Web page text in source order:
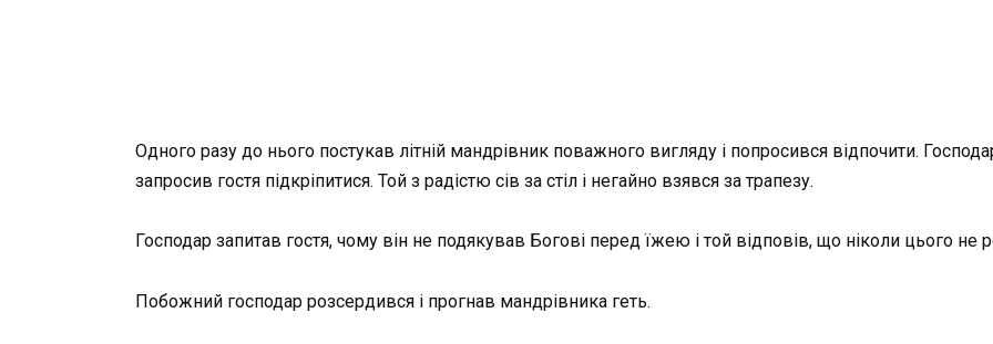
Одного разу до нього постукав літній мандрівник поважного вигляду і попросився відпочити.
запросив гостя підкріпитися. Той з радістю сів за стіл і негайно взявся за трапезу.
Господар запитав гостя, чому він не подякував Богові перед їжею і той відповів, що ніколи цього не
Побожний господар розсердився і прогнав мандрівника геть.